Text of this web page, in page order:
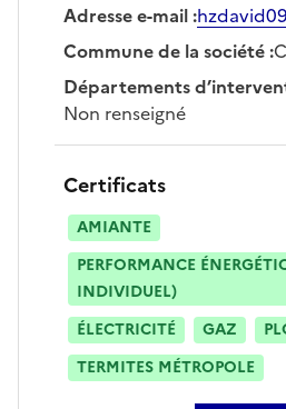
Adresse e-mail:
Commune de la société:
Départements
Non renseigné
Certificats
AMIANTE
PERFORMANCE
INDIVIDUEL)
ÉLECTRICITÉ
GAZ
TERMITES MÉTROPOLE